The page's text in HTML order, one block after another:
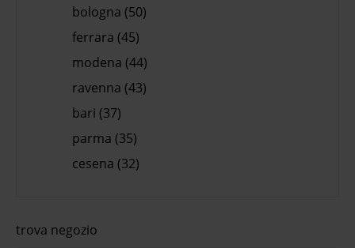
bologna (50)
ferrara (45)
modena (44)
ravenna (43)
bari (37)
parma (35)
cesena (32)
trova negozio